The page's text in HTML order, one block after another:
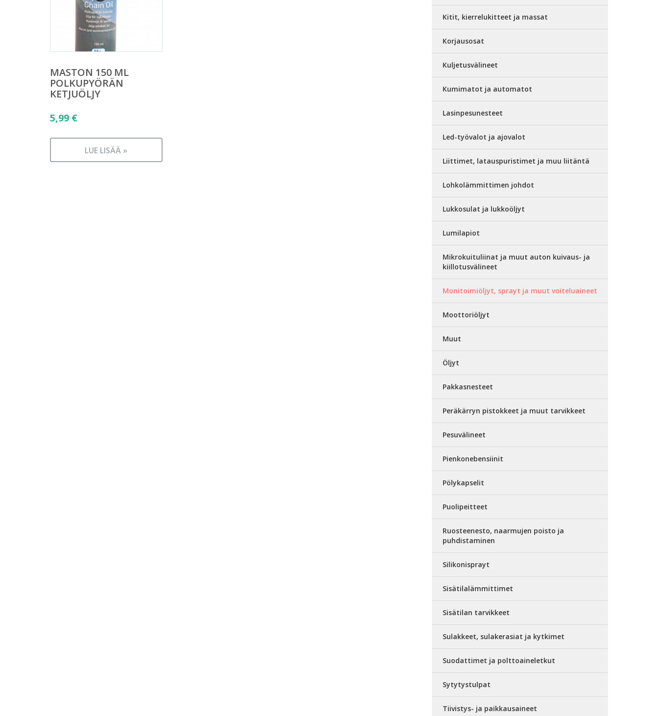
MASTON 150 ML
POLKUPYÖRÄN
KETJUÖLJY
5,99 €
LUE LISÄÄ »
Kitit, kierrelukitteet ja massat
Korjausosat
Kuljetusvälineet
Kumimatot ja automatot
Lasinpesunesteet
Led-työvalot ja ajovalot
Liittimet, latauspuristimet ja muu liitäntä
Lohkolämmittimen johdot
Lukkosulat ja lukkoöljyt
Lumilapiot
Mikrokuituliinat ja muut auton kuivaus- ja
kiillotusvälineet
Monitoimiöljyt, sprayt ja muut voiteluaineet
Moottoriöljyt
Muut
Öljyt
Pakkasnesteet
Peräkärryn pistokkeet ja muut tarvikkeet
Pesuvälineet
Pienkonebensiinit
Pölykapselit
Puolipeitteet
Ruosteenesto, naarmujen poisto ja
puhdistaminen
Silikonisprayt
Sisätilalämmittimet
Sisätilan tarvikkeet
Sulakkeet, sulakerasiat ja kytkimet
Suodattimet ja polttoaineletkut
Sytytystulpat
Tiivistys- ja paikkausaineet